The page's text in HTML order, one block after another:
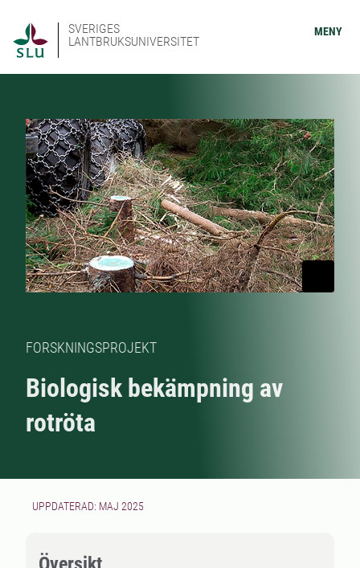
SVERIGES
LANTBRUKSUNIVERSITET
MENY
FORSKNINGSPROJEKT
Biologisk bekämpning av
rotröta
UPPDATERAD: MAJ 2025